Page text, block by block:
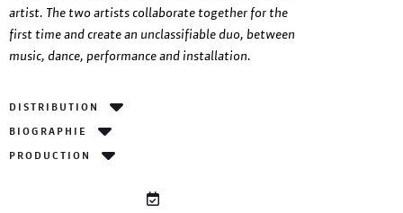
artist. The two artists collaborate together for the
first time and create an unclassifiable duo, between
music, dance, performance and installation.
DISTRIBUTION
BIOGRAPHIE
PRODUCTION